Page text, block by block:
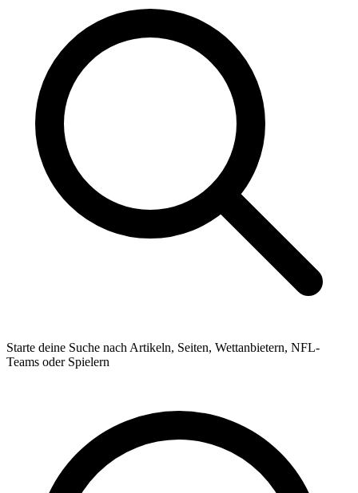
Starte deine Suche nach Artikeln, Seiten, Wettanbietern, NFL-
Teams oder Spielern